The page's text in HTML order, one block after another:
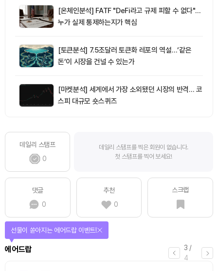
[온체인분석] FATF "DeFi라고 규제 피할 수 없다"…
누가 실제 통제하는지가 핵심
[토큰분석] 7.5조달러 토큰화 레포의 역설…‘같은
돈’이 시장을 건널 수 있는가
[마켓분석] 세계에서 가장 소외됐던 시장의 반격… 코
스피 대규모 숏스퀴즈
데일리 스탬프
0
데일리 스탬프를 찍은 회원이 없습니다.
첫 스탬프를 찍어 보세요!
댓글
0
추천
0
스크랩
3 /
4
에어드랍
선물이 쏟아지는 에어드랍 이벤트!